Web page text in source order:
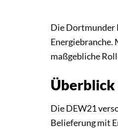
Die Dortmunder
Energiebranche.
maßgebliche
Überblick
Die DEW21
Belieferung mit